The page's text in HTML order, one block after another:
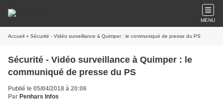
MENU
Accueil » Sécurité - Vidéo surveillance à Quimper : le communiqué de presse du PS
Sécurité - Vidéo surveillance à Quimper : le
communiqué de presse du PS
Publié le 05/04/2018 à 20:06
Par Penhars Infos